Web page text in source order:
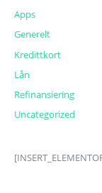
Apps
Generelt
Kredittkort
Lån
Refinansiering
Uncategorized